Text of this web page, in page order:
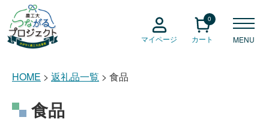
マイページ カート
0
MENU
HOME 返礼品一覧 食品
食品